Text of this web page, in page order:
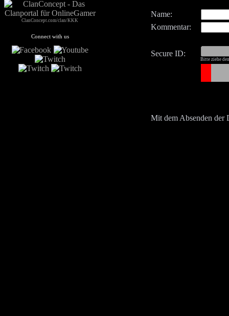
ClanConcept.com/clan/KKK
Connect with us
Name:
Kommentar:
Secure ID:
Bitte ziehe
Mit dem Absenden der